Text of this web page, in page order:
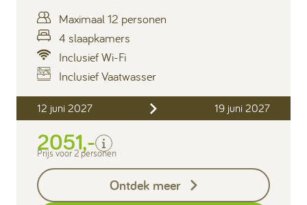
Maximaal 12 personen
4 slaapkamers
Inclusief Wi-Fi
Inclusief Vaatwasser
12 juni 2027 19 juni 2027
2051,-
Inclusief
Verblijfskosten
Keukendoekenpakket
Eindschoonmaak
Prijs voor 2 personen
Ontdek meer